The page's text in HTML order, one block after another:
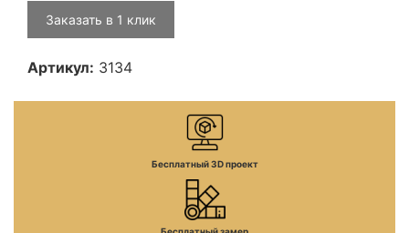
Заказать в 1 клик
Артикул: 3134
Бесплатный 3D проект